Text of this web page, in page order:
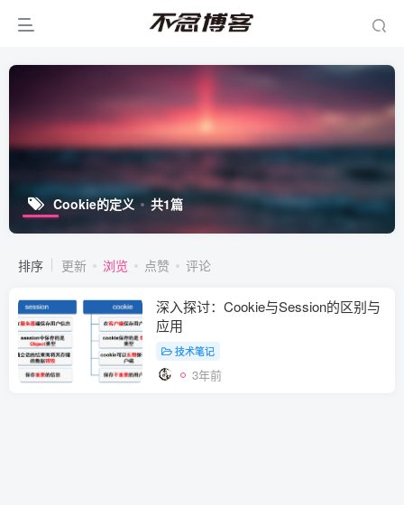
Cookie的定义 共1篇
排序 更新 浏览 点赞 评论
深入探讨：Cookie与Session的区别与
应用
技术笔记
3年前